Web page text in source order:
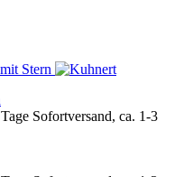
Sofortversand, ca. 1-3